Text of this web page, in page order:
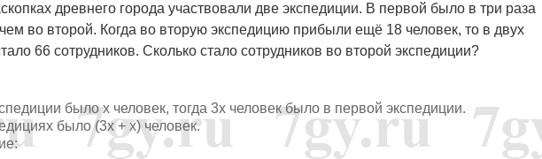
древнего города участвовали две экспедиции. В первой было в три раза
во второй. Когда во вторую экспедицию прибыли ещё 18 человек, то в двух
66 сотрудников. Сколько стало сотрудников во второй экспедиции?
было х человек, тогда 3х человек было в первой экспедиции.
было (3х + х) человек.